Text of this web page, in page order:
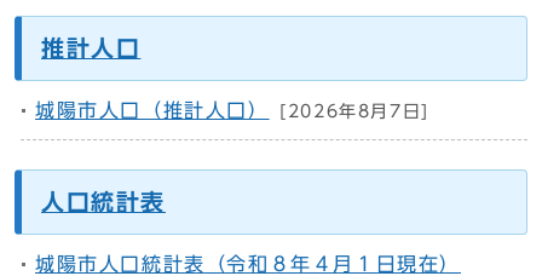
推計人口
城陽市人口（推計人口） [2026年8月7日]
人口統計表
城陽市人口統計表（令和８年４月１日現在）